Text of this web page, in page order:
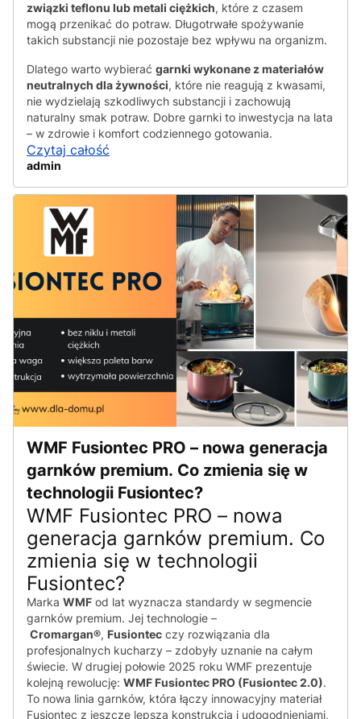
związki teflonu lub metali ciężkich, które z czasem
mogą przenikać do potraw. Długotrwałe spożywanie
takich substancji nie pozostaje bez wpływu na organizm.
Dlatego warto wybierać garnki wykonane z materiałów
neutralnych dla żywności, które nie reagują z kwasami,
nie wydzielają szkodliwych substancji i zachowują
naturalny smak potraw. Dobre garnki to inwestycja na lata
– w zdrowie i komfort codziennego gotowania.
Czytaj całość
admin
WMF Fusiontec PRO – nowa generacja
garnków premium. Co zmienia się w
technologii Fusiontec?
WMF Fusiontec PRO – nowa
generacja garnków premium. Co
zmienia się w technologii
Fusiontec?
Marka WMF od lat wyznacza standardy w segmencie
garnków premium. Jej technologie –
Cromargan®, Fusiontec czy rozwiązania dla
profesjonalnych kucharzy – zdobyły uznanie na całym
świecie. W drugiej połowie 2025 roku WMF prezentuje
kolejną rewolucję: WMF Fusiontec PRO (Fusiontec 2.0).
To nowa linia garnków, która łączy innowacyjny materiał
Fusiontec z jeszcze lepszą konstrukcją i udogodnieniami,